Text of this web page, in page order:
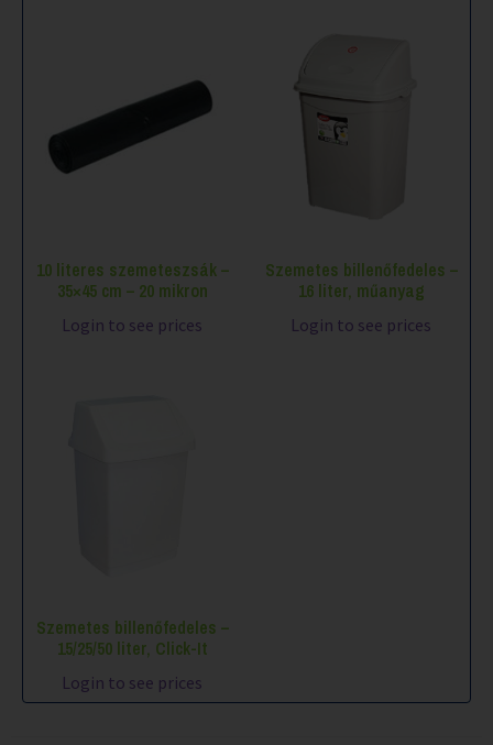
10 literes szemeteszsák –
35×45 cm – 20 mikron
Login to see prices
Szemetes billenőfedeles –
16 liter, műanyag
Login to see prices
Szemetes billenőfedeles –
15/25/50 liter, Click-It
Login to see prices